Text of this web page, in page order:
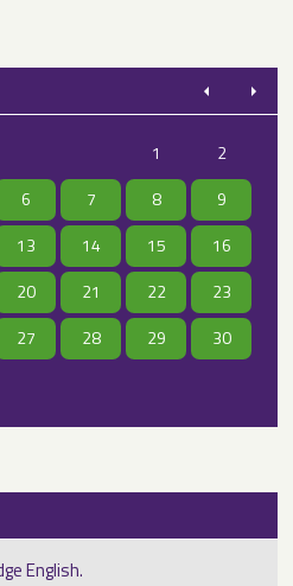
1
2
6 7 8
9
13 14 15
16
20 21 22
23
27 28 29
30
English.